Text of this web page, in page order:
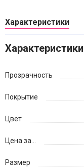
Характеристики
Характеристики
Прозрачность
Покрытие
Цвет
Цена за...
Размер